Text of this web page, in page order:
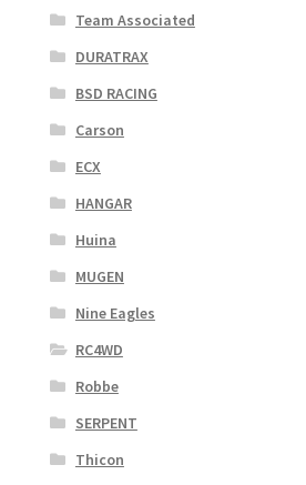
Team Associated
DURATRAX
BSD RACING
Carson
ECX
HANGAR
Huina
MUGEN
Nine Eagles
RC4WD
Robbe
SERPENT
Thicon